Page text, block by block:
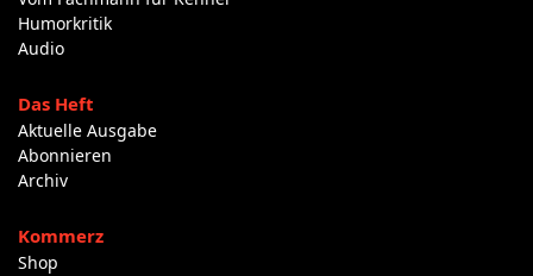
Humorkritik
Audio
Das Heft
Aktuelle Ausgabe
Abonnieren
Archiv
Kommerz
Shop